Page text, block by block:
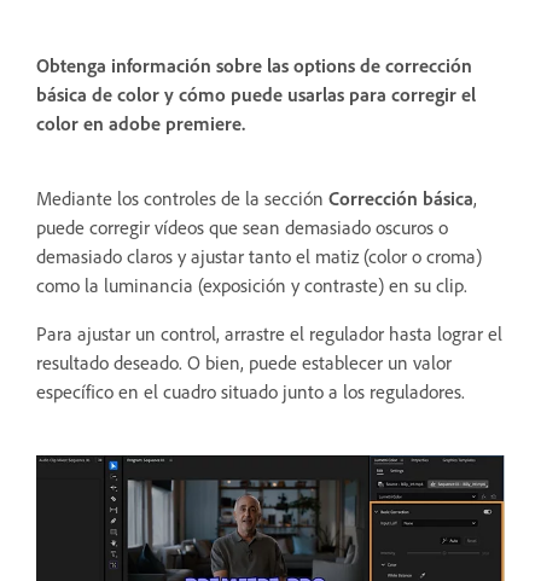
Obtenga información sobre las options de corrección
básica de color y cómo puede usarlas para corregir el
color en adobe premiere.
Mediante los controles de la sección Corrección básica,
puede corregir vídeos que sean demasiado oscuros o
demasiado claros y ajustar tanto el matiz (color o croma)
como la luminancia (exposición y contraste) en su clip.
Para ajustar un control, arrastre el regulador hasta lograr el
resultado deseado. O bien, puede establecer un valor
específico en el cuadro situado junto a los reguladores.